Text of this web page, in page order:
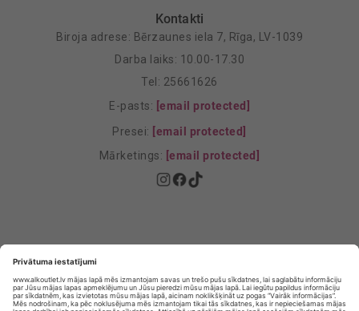
Kontakti
Biroja adrese: Bērzaunes iela 7, Rīga, LV-1039
Darba laiks: 10.00-17.30
Tel: 25661626
E-pasts: [email protected]
Presei: [email protected]
Mārketings: [email protected]
Privātuma Iestatījumi
E-veikala lietošanas noteikumi